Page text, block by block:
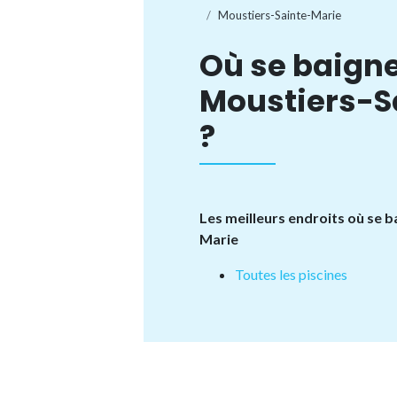
Moustiers-Sainte-Marie
Où se
Moustiers-
?
Les meilleurs endroits où se
Marie
Toutes les piscines